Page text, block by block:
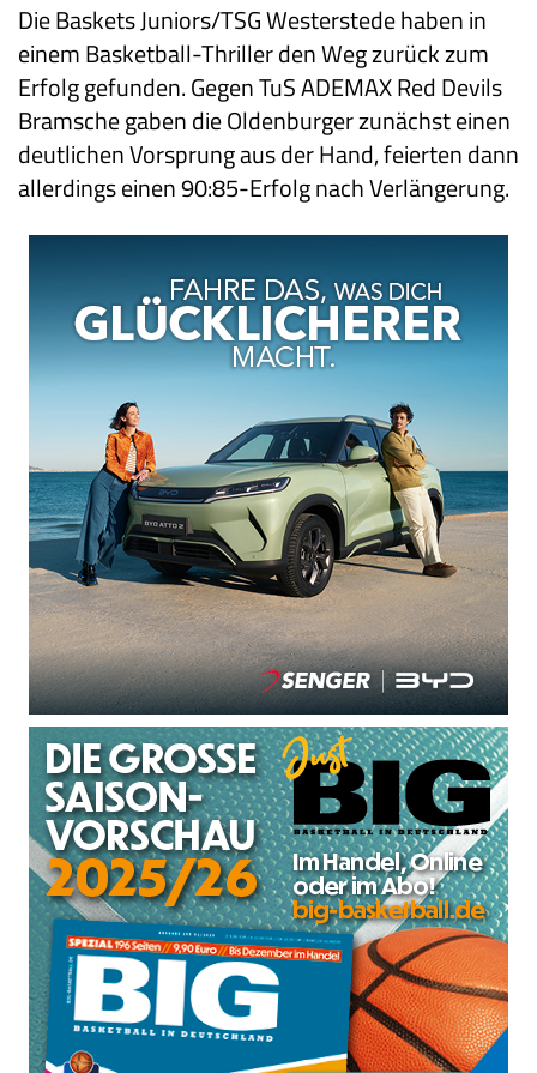
Die Baskets Juniors/TSG Westerstede haben in
einem Basketball-Thriller den Weg zurück zum
Erfolg gefunden. Gegen TuS ADEMAX Red Devils
Bramsche gaben die Oldenburger zunächst einen
deutlichen Vorsprung aus der Hand, feierten dann
allerdings einen 90:85-Erfolg nach Verlängerung.